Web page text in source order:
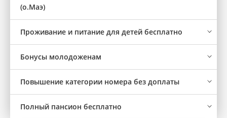
(о.Маэ)
Проживание и питание для детей бесплатно
Бонусы молодоженам
Повышение категории номера без доплаты
Полный пансион бесплатно